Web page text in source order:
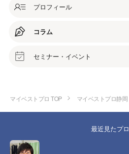
プロフィール
コラム
セミナー・イベント
マイベストプロ TOP マイベストプロ静岡
最近見たプロ